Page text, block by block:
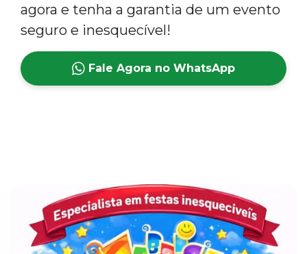
agora e tenha a garantia de um evento
seguro e inesquecível!
Fale Agora no WhatsApp